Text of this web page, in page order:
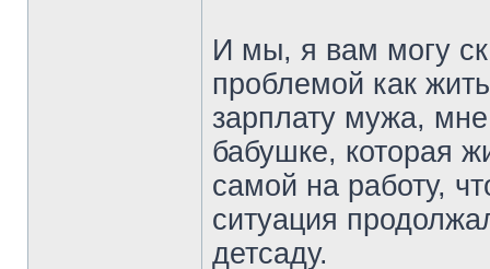
И мы, я вам могу
проблемой как
зарплату мужа,
бабушке, которая
самой на работу,
ситуация
детсаду.